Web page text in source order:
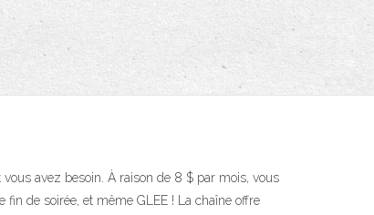
avez besoin. À raison de 8 $ par mois, vous
de soirée, et même GLEE ! La chaîne offre